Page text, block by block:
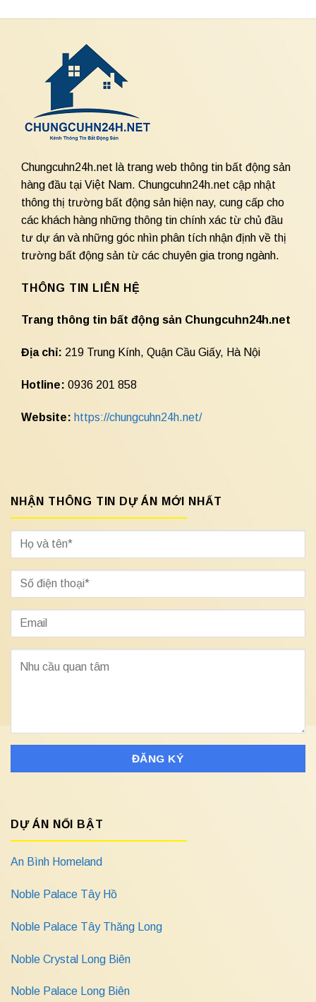
Chungcuhn24h.net là trang web thông tin bất động sản
hàng đầu tại Việt Nam. Chungcuhn24h.net cập nhật
thông thị trường bất động sản hiện nay, cung cấp cho
các khách hàng những thông tin chính xác từ chủ đầu
tư dự án và những góc nhìn phân tích nhận định về thị
trường bất động sản từ các chuyên gia trong ngành.
THÔNG TIN LIÊN HỆ
Trang thông tin bất động sản Chungcuhn24h.net
Địa chỉ: 219 Trung Kính, Quận Cầu Giấy, Hà Nội
Hotline: 0936 201 858
Website: https://chungcuhn24h.net/
NHẬN THÔNG TIN DỰ ÁN MỚI NHẤT
DỰ ÁN NỔI BẬT
An Bình Homeland
Noble Palace Tây Hồ
Noble Palace Tây Thăng Long
Noble Crystal Long Biên
Noble Palace Long Biên